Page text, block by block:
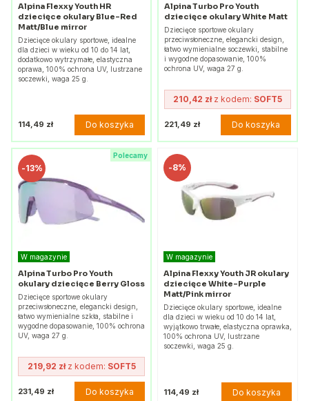
Alpina Flexxy Youth HR
dziecięce okulary Blue-Red
Matt/Blue mirror
Dziecięce okulary sportowe, idealne
dla dzieci w wieku od 10 do 14 lat,
dodatkowo wytrzymałe, elastyczna
oprawa, 100% ochrona UV, lustrzane
soczewki, waga 25 g.
114,49 zł Do koszyka
Alpina Turbo Pro Youth
dziecięce okulary White Matt
Dziecięce sportowe okulary
przeciwsłoneczne, elegancki design,
łatwo wymienialne soczewki, stabilne
i wygodne dopasowanie, 100%
ochrona UV, waga 27 g.
210,42 złz kodem: SOFT5
221,49 zł Do koszyka
Polecamy
-13%
W magazynie
Alpina Turbo Pro Youth
okulary dziecięce Berry Gloss
Dziecięce sportowe okulary
przeciwsłoneczne, elegancki design,
łatwo wymienialne szkła, stabilne i
wygodne dopasowanie, 100% ochrona
UV, waga 27 g.
219,92 złz kodem: SOFT5
231,49 zł Do koszyka
-8%
W magazynie
Alpina Flexxy Youth JR okulary
dziecięce White-Purple
Matt/Pink mirror
Dziecięce okulary sportowe, idealne
dla dzieci w wieku od 10 do 14 lat,
wyjątkowo trwałe, elastyczna oprawka,
100% ochrona UV, lustrzane
soczewki, waga 25 g.
114,49 zł Do koszyka